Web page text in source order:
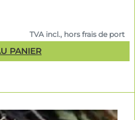
TVA incl., hors frais de port
PANIER